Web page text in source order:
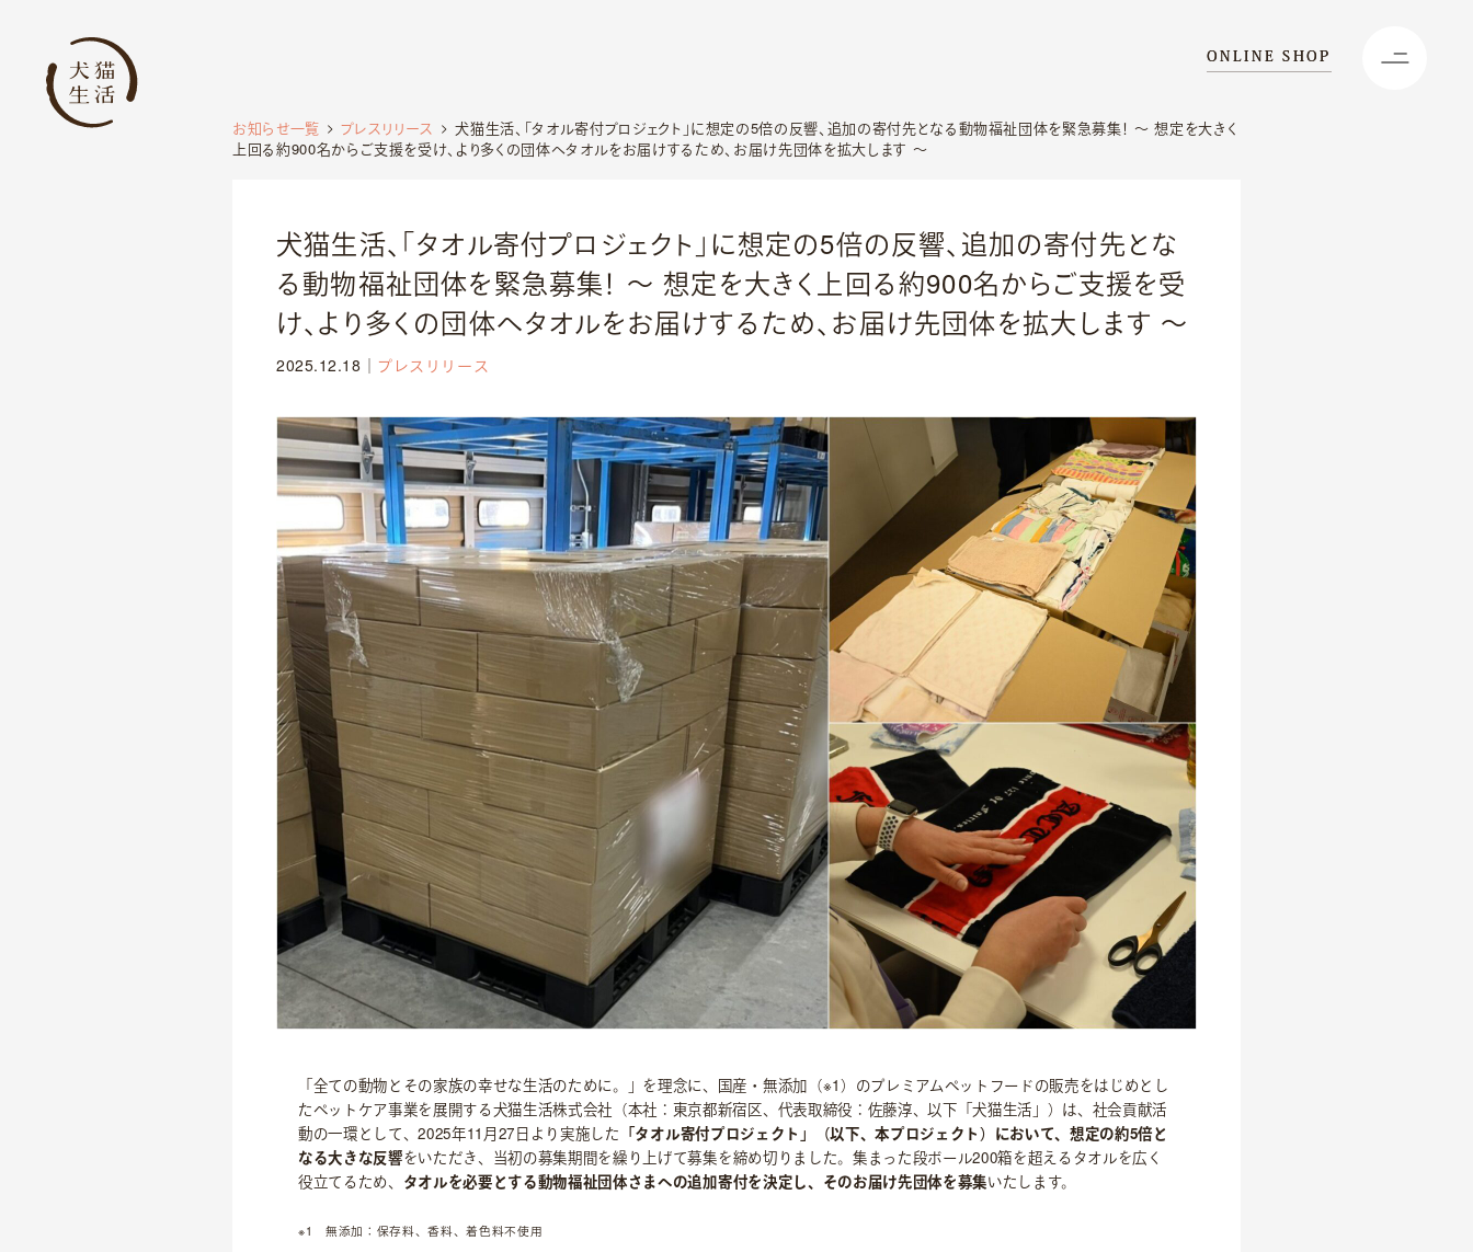
ONLINE SHOP
お知らせ一覧 プレスリリース
犬猫生活、「タオル寄付プロジェクト」に想定の5倍の反響、追加の寄付先となる動物福祉団体を緊急募集！ ～ 想定を大きく
上回る約900名からご支援を受け、より多くの団体へタオルをお届けするため、お届け先団体を拡大します ～
犬猫生活、「タオル寄付プロジェクト」に想定の5倍の反響、追加の寄付先とな
る動物福祉団体を緊急募集！ ～ 想定を大きく上回る約900名からご支援を受
け、より多くの団体へタオルをお届けするため、お届け先団体を拡大します ～
2025.12.18 ｜ プレスリリース
「全ての動物とその家族の幸せな生活のために。」を理念に、国産・無添加（※1）のプレミアムペットフードの販売をはじめとし
たペットケア事業を展開する犬猫生活株式会社（本社：東京都新宿区、代表取締役：佐藤淳、以下「犬猫生活」）は、社会貢献活
動の一環として、2025年11月27日より実施した 「タオル寄付プロジェクト」（以下、本プロジェクト）において、想定の約5倍と
なる大きな反響をいただき、当初の募集期間を繰り上げて募集を締め切りました。集まった段ボール200箱を超えるタオルを広く
役立てるため、 タオルを必要とする動物福祉団体さまへの追加寄付を決定し、そのお届け先団体を募集いたします。
※1 無添加：保存料、香料、着色料不使用